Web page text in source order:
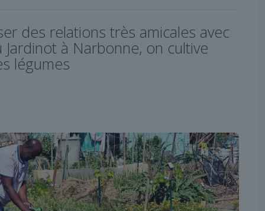
des relations très amicales avec
Jardinot à Narbonne, on cultive
légumes